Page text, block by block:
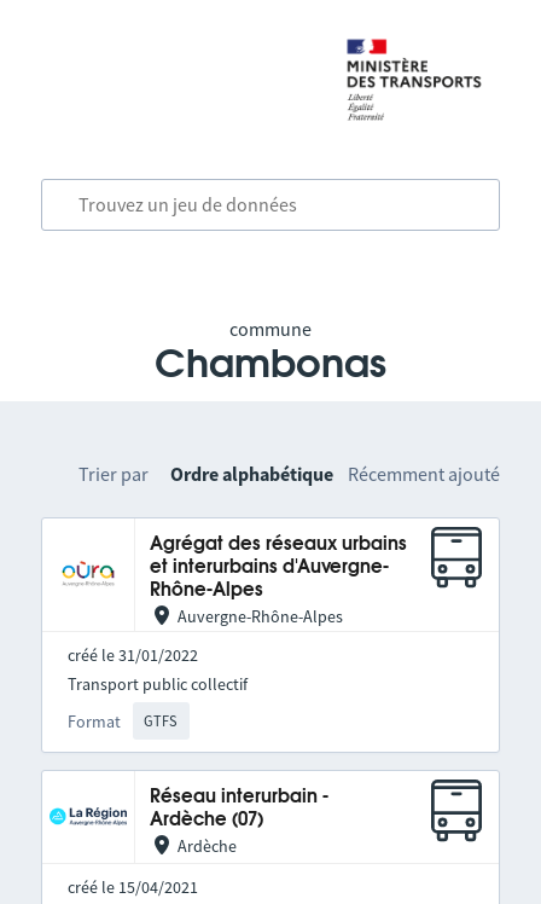
commune
Chambonas
Trier par Ordre alphabétique Récemment ajouté
Agrégat des réseaux urbains
et interurbains d'Auvergne-
Rhône-Alpes
Auvergne-Rhône-Alpes
créé le 31/01/2022
Format GTFS
Transport public collectif
Réseau interurbain -
Ardèche (07)
Ardèche
créé le 15/04/2021